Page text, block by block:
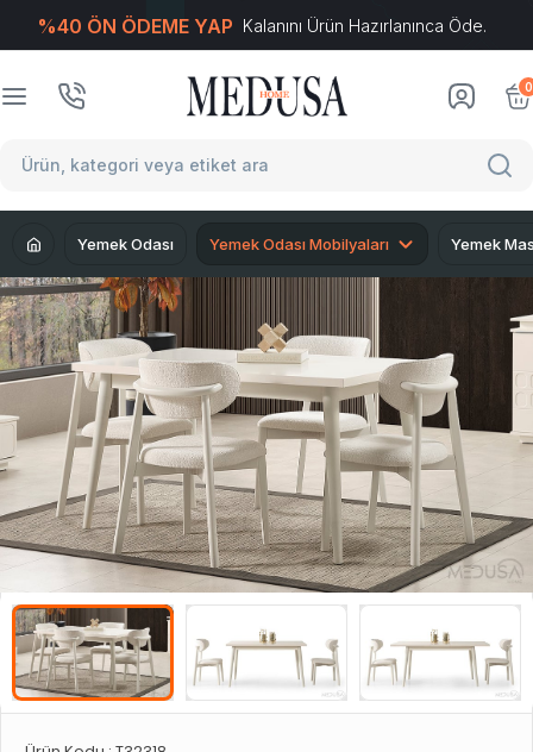
%40 ÖN ÖDEME YAP Kalanını Ürün Hazırlanınca Öde.
0
Yemek Odası Yemek Odası Mobilyaları Yemek
T-Soft E-Ticaret Sistemleriyle Hazırlanmıştır.